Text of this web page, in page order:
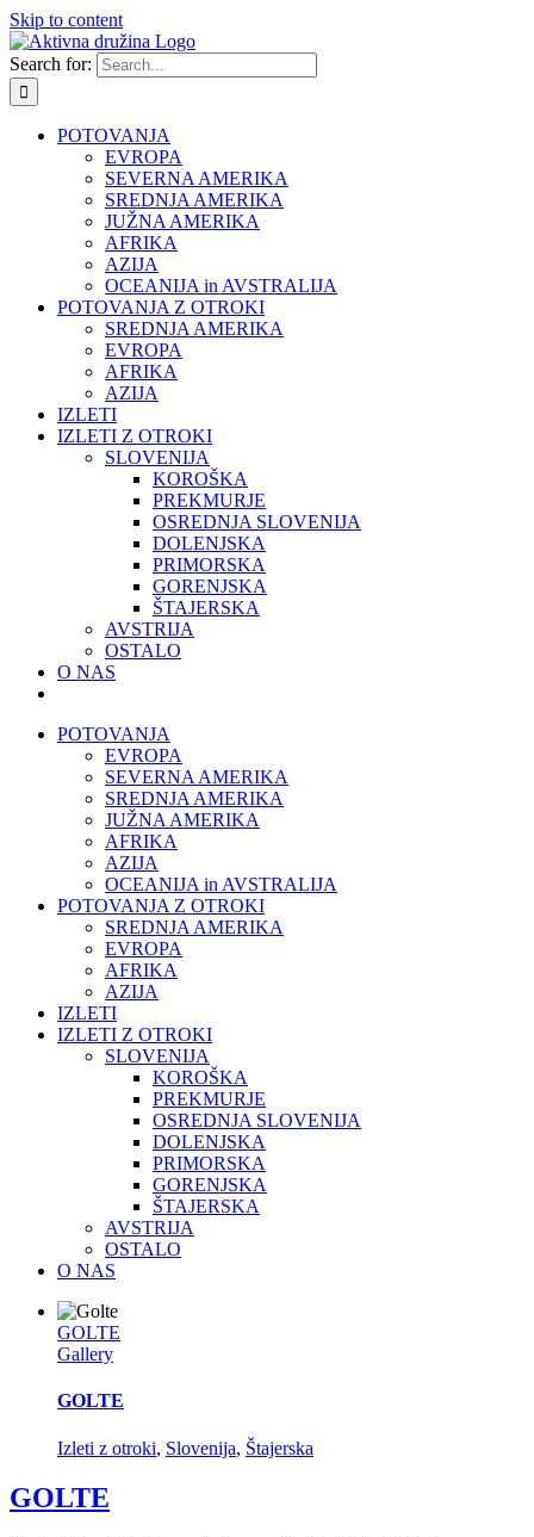
Skip to content
Search for:
POTOVANJA
EVROPA
SEVERNA AMERIKA
SREDNJA AMERIKA
JUŽNA AMERIKA
AFRIKA
AZIJA
OCEANIJA in AVSTRALIJA
POTOVANJA Z OTROKI
SREDNJA AMERIKA
EVROPA
AFRIKA
AZIJA
IZLETI
IZLETI Z OTROKI
SLOVENIJA
KOROŠKA
PREKMURJE
OSREDNJA SLOVENIJA
DOLENJSKA
PRIMORSKA
GORENJSKA
ŠTAJERSKA
AVSTRIJA
OSTALO
O NAS
POTOVANJA
EVROPA
SEVERNA AMERIKA
SREDNJA AMERIKA
JUŽNA AMERIKA
AFRIKA
AZIJA
OCEANIJA in AVSTRALIJA
POTOVANJA Z OTROKI
SREDNJA AMERIKA
EVROPA
AFRIKA
AZIJA
IZLETI
IZLETI Z OTROKI
SLOVENIJA
KOROŠKA
PREKMURJE
OSREDNJA SLOVENIJA
DOLENJSKA
PRIMORSKA
GORENJSKA
ŠTAJERSKA
AVSTRIJA
OSTALO
O NAS
GOLTE
Gallery
GOLTE
Izleti z otroki, Slovenija, Štajerska
GOLTE